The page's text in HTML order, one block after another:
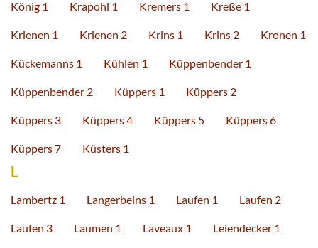
König 1 Krapohl 1 Kremers 1 Kreße 1
Krienen 1 Krienen 2 Krins 1 Krins 2 Kronen 1
Kückemanns 1 Kühlen 1 Küppenbender 1
Küppenbender 2 Küppers 1 Küppers 2
Küppers 3 Küppers 4 Küppers 5 Küppers 6
Küppers 7 Küsters 1
L
Lambertz 1 Langerbeins 1 Laufen 1 Laufen 2
Laufen 3 Laumen 1 Laveaux 1 Leiendecker 1